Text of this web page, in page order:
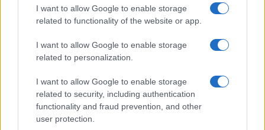
I want to allow Google to enable storage
related to functionality of the website or app.
I want to allow Google to enable storage
related to personalization.
I want to allow Google to enable storage
related to security, including authentication
functionality and fraud prevention, and other
user protection.
Sportmagazine: notizie, approfondimenti e classifiche su